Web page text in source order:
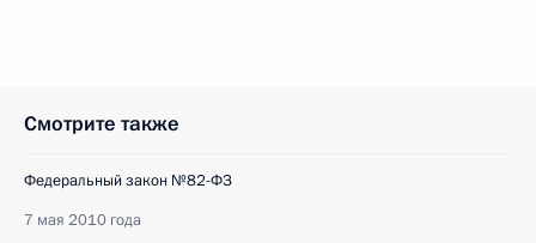
Смотрите также
Федеральный закон №82-ФЗ
7 мая 2010 года